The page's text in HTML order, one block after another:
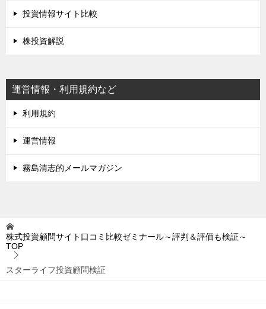
投資情報サイト比較
株投資解説
運営情報・利用規約など
利用規約
運営情報
霧島清志的メールマガジン
株式投資顧問サイト口コミ比較ゼミナール～評判＆評価も検証～
TOP
スターライフ投資顧問検証